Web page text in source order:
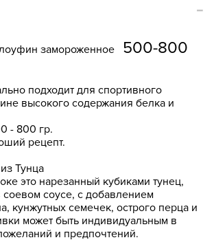
замороженное
500-800
подходит для спортивного
высокого содержания белка и
- 800 гр.
рецепт.
Тунца
это нарезанный кубиками тунец,
соусе, с добавлением
кунжутных семечек, острого перца и
может быть индивидуальным в
и предпочтений.